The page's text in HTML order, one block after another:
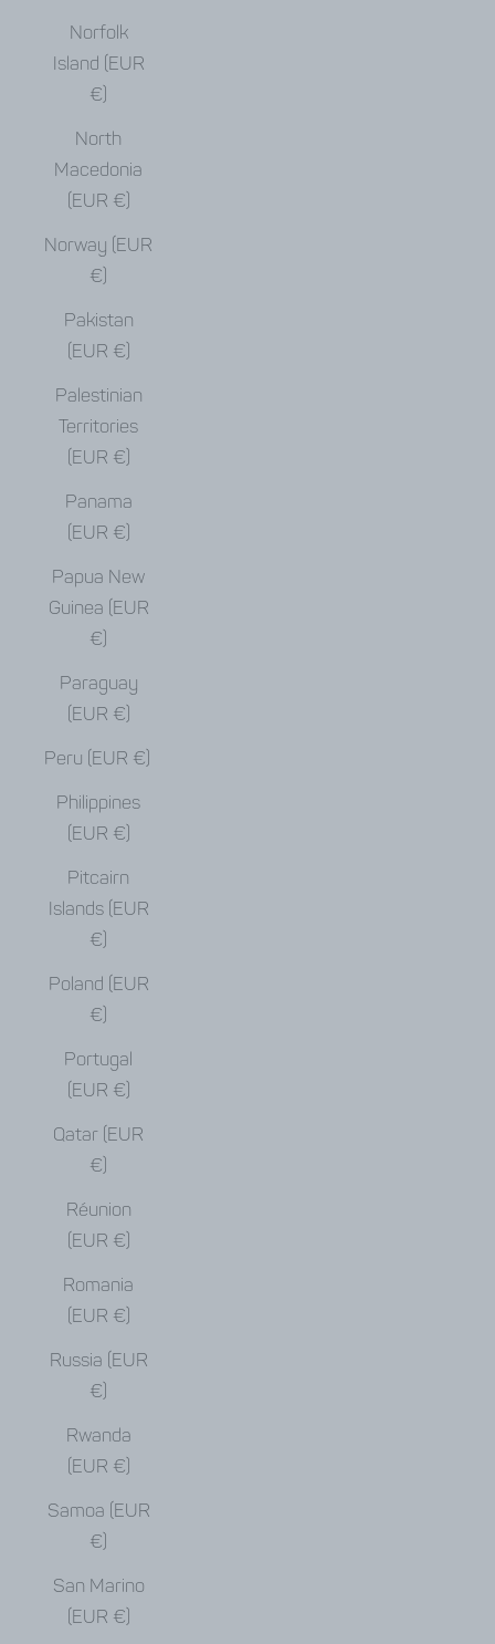
Norfolk
Island (EUR
€)
North
Macedonia
(EUR €)
Norway (EUR
€)
Pakistan
(EUR €)
Palestinian
Territories
(EUR €)
Panama
(EUR €)
Papua New
Guinea (EUR
€)
Paraguay
(EUR €)
Peru (EUR €)
Philippines
(EUR €)
Pitcairn
Islands (EUR
€)
Poland (EUR
€)
Portugal
(EUR €)
Qatar (EUR
€)
Réunion
(EUR €)
Romania
(EUR €)
Russia (EUR
€)
Rwanda
(EUR €)
Samoa (EUR
€)
San Marino
(EUR €)